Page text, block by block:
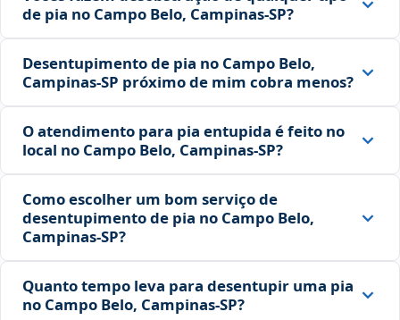
de pia no Campo Belo, Campinas‑SP?
Desentupimento de pia no Campo Belo,
Campinas‑SP próximo de mim cobra menos?
O atendimento para pia entupida é feito no
local no Campo Belo, Campinas‑SP?
Como escolher um bom serviço de
desentupimento de pia no Campo Belo,
Campinas‑SP?
Quanto tempo leva para desentupir uma pia
no Campo Belo, Campinas‑SP?